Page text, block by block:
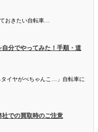
おきたい自転車…
分でやってみた！手順・道
タイヤがぺちゃんこ…」自転車に
での買取時のご注意